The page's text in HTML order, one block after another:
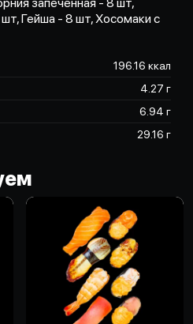
Гейша - 8 шт, Хосомаки с
196.16 ккал
4.27 г
6.94 г
29.16 г